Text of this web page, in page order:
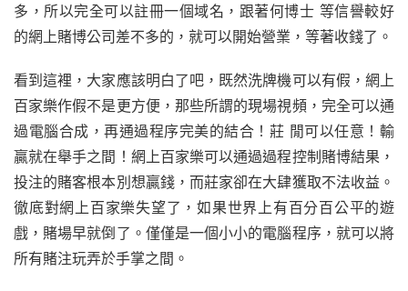
多，所以完全可以註冊一個域名，跟著何博士 等信譽較好
的網上賭博公司差不多的，就可以開始營業，等著收錢了。
看到這裡，大家應該明白了吧，既然洗牌機可以有假，網上
百家樂作假不是更方便，那些所謂的現場視頻，完全可以通
過電腦合成，再通過程序完美的結合！莊 閒可以任意！輸
贏就在舉手之間！網上百家樂可以通過過程控制賭博結果，
投注的賭客根本別想贏錢，而莊家卻在大肆獲取不法收益。
徹底對網上百家樂失望了，如果世界上有百分百公平的遊
戲，賭場早就倒了。僅僅是一個小小的電腦程序，就可以將
所有賭注玩弄於手掌之間。